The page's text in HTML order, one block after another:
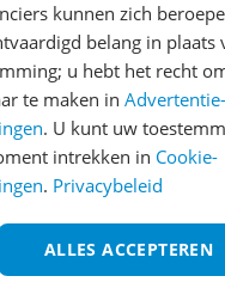
en
Eenvoudig
functie met discreet
magnetische
veilig blijven.
kunnen zich
belang in plaats
u hebt het recht
te maken inAdvertentie-
. U kunt uw
intrekken in Cookie-
. Privacybeleid
ALLES ACCEPTEREN